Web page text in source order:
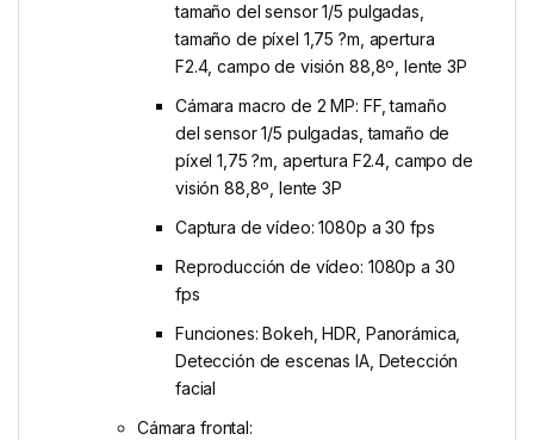
tamaño del sensor 1/5 pulgadas,
tamaño de píxel 1,75 ?m, apertura
F2.4, campo de visión 88,8º, lente 3P
Cámara macro de 2 MP: FF, tamaño
del sensor 1/5 pulgadas, tamaño de
píxel 1,75 ?m, apertura F2.4, campo de
visión 88,8º, lente 3P
Captura de vídeo: 1080p a 30 fps
Reproducción de vídeo: 1080p a 30
fps
Funciones: Bokeh, HDR, Panorámica,
Detección de escenas IA, Detección
facial
Cámara frontal: